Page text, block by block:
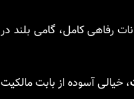
رفاهی کامل، گامی بلند در
، خیالی آسوده از بابت مالکیت